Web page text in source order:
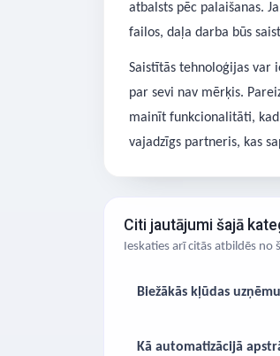
atbalsts pēc palaišanas.
failos, daļa darba būs
Saistītās tehnoloģijas var
par sevi nav mērķis.
mainīt funkcionalitāti, kad
vajadzīgs partneris, kas
Citi jautājumi šajā
Ieskaties arī citās atbildēs no
Biežākās kļūdas
Kā automatizācijā